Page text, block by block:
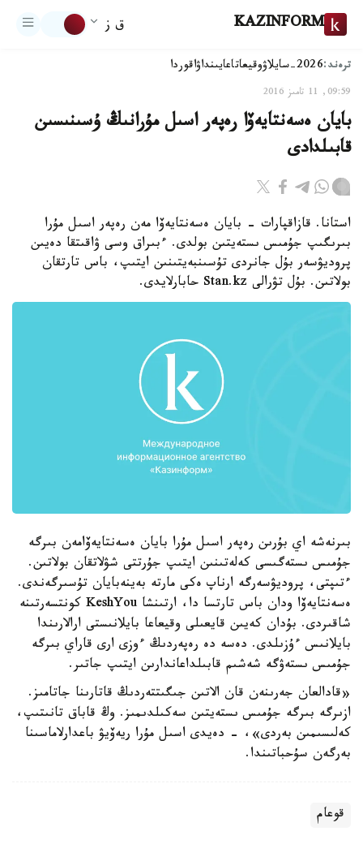
KAZINFORM ق ز
ترەند:2026-سايلاۋ وقيعاتاعايىنداۋاقوردا
09:59, 11 تامىز 2016
بايان ەسەنتايەۆا رەپەر اسىل مۇرانىڭ ۇسىنىسىن
قابىلدادى
استانا. قازاقپارات - بايان ەسەنتايەۆا مەن رەپەر اسىل مۇرا
بىرىگىپ جۇمىس ىستەيتىن بولدى. ءبىراق وسى ۋاقىتقا دەيىن
پروديۋسەر بۇل جانردى تۇسىنبەيتىنىن ايتىپ، باس تارتقان
بولاتىن. بۇل تۋرالى Stan.kz حابارلايدى.
بىرنەشە اي بۇرىن رەپەر اسىل مۇرا بايان ەسەنتايەۆامەن بىرگە
جۇمىس ىستەگىسى كەلەتىنىن ايتىپ جۇرتتى شۋلاتقان بولاتىن.
ءتىپتى، پروديۋسەرگە ارناپ ەكى مارتە بەينەبايان تۇسىرگەندى.
ەسەنتايەۆا ودان باس تارتسا دا، ارتىنشا KeshYou كونتسەرتىنە
شاقىردى. بۇدان كەيىن قايعىلى وقيعاعا بايلانىستى ارالارىندا
بايلانىس ءۇزىلدى. دەسە دە رەپەردىڭ ءوزى ارى قاراي بىرگە
جۇمىس ىستەۋگە شەشىم قابىلداعاندارىن ايتىپ جاتىر.
«قادالعان جەرىنەن قان الاتىن جىگىتتەردىڭ قاتارىنا جاتامىز.
ازىرگە بىرگە جۇمىس ىستەيتىن سەكىلدىمىز. وڭ قاباق تانىتىپ،
كەلىسىمىن بەردى»، - دەيدى اسىل مۇرا ريەۆيۋ باعدارلاماسىنا
بەرگەن سۇحباتىندا.
قوعام